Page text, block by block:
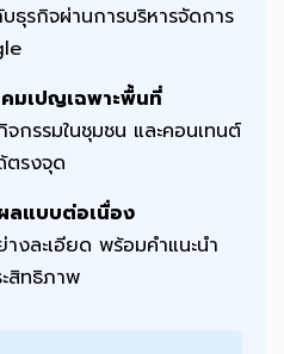
ธุรกิจผ่านการบริหารจัดการ
มเปญเฉพาะพื้นที่
กรรมในชุมชน และคอนเทนต์
ตรงจุด
ลแบบต่อเนื่อง
งละเอียด พร้อมคำแนะนำ
สิทธิภาพ